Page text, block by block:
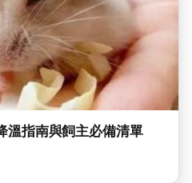
溫指南與飼主必備清單